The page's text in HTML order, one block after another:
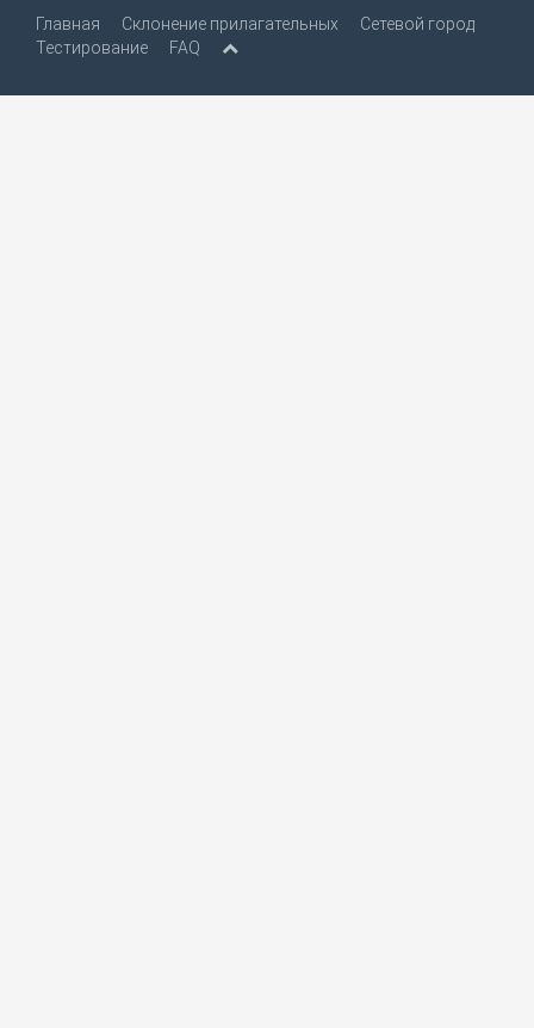
Главная
Склонение прилагательных
Сетевой город
Тестирование
FAQ